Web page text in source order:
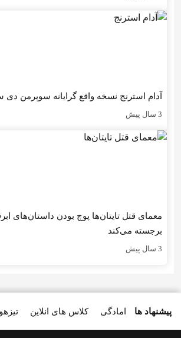
آدام استرنج نسخه واقع گرایانه سوپرمن
3 سال پیش
معمای قتل تایتان‌ها پوچ بودن داستان‌های
برجسته می‌کند
3 سال پیش
پیشنهاد ها کلاس های انلاین امادگی